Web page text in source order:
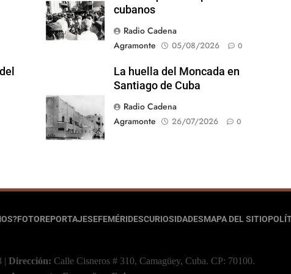
cubanos
Radio Cadena
Agramonte
05/08/2026 0
La huella del Moncada en
Santiago de Cuba
Radio Cadena
Agramonte
26/07/2026 0
FOTOREPORTAJESEFEMÉRIDESCURIOSIDADESMAPA DEL SITIO
| Dirección: Calle Cisneros # 310, Camagüey, Cuba. CP: 70100.